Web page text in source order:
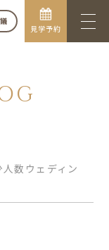
見学予約
数ウェディン